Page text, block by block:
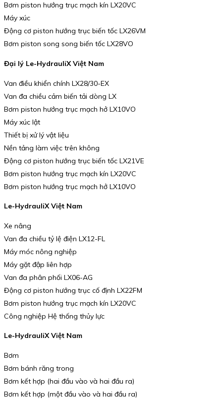
Bơm piston hướng trục mạch kín LX20VC
Máy xúc
Động cơ piston hướng trục biến tốc LX26VM
Bơm piston song song biến tốc LX28VO
Đại lý Le-HydrauliX Việt Nam
Van điều khiển chính LX28/30-EX
Van đa chiều cảm biến tải dòng LX
Bơm piston hướng trục mạch hở LX10VO
Máy xúc lật
Thiết bị xử lý vật liệu
Nền tảng làm việc trên không
Động cơ piston hướng trục biến tốc LX21VE
Bơm piston hướng trục mạch kín LX20VC
Bơm piston hướng trục mạch hở LX10VO
Le-HydrauliX Việt Nam
Xe nâng
Van đa chiều tỷ lệ điện LX12-FL
Máy móc nông nghiệp
Máy gặt đập liên hợp
Van đa phân phối LX06-AG
Động cơ piston hướng trục cố định LX22FM
Bơm piston hướng trục mạch kín LX20VC
Công nghiệp Hệ thống thủy lực
Le-HydrauliX Việt Nam
Bơm
Bơm bánh răng trong
Bơm kết hợp (hai đầu vào và hai đầu ra)
Bơm kết hợp (một đầu vào và hai đầu ra)